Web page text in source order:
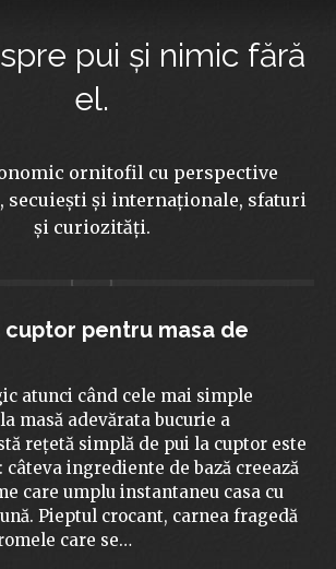
pui și nimic fără
el.
ornitofil cu perspective
secuiești și internaționale, sfaturi
și curiozități.
cuptor pentru masa de
atunci când cele mai simple
masă adevărata bucurie a
rețetă simplă de pui la cuptor este
câteva ingrediente de bază creează
care umplu instantaneu casa cu
Pieptul crocant, carnea fragedă
care se…